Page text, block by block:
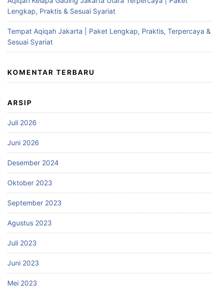
Lengkap, Praktis & Sesuai Syariat
Tempat Aqiqah Jakarta | Paket Lengkap, Praktis, Terpercaya &
Sesuai Syariat
KOMENTAR TERBARU
ARSIP
Juli 2026
Juni 2026
Desember 2024
Oktober 2023
September 2023
Agustus 2023
Juli 2023
Juni 2023
Mei 2023